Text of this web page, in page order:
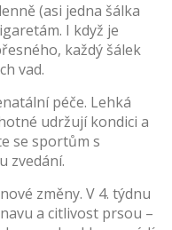
(asi jedna šálka
I když je
každý šálek
vad.
péče. Lehká
udržují kondici a
se sportům s
zvedání.
změny. V 4. týdnu
a citlivost prsou –